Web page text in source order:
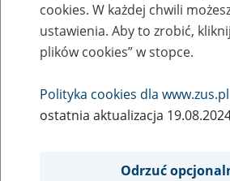
Zaproś ZUS do siebie -
eZUS w siedzibie Twojej
Rodzaj wydarzenia
Szkolenia
Obszar merytoryczny
cookies. W każdej chwili
ustawienia. Aby to zrobić,
plików cookies” w stopce.
Polityka cookies dla www.zus.pl
ostatnia aktualizacja
Odrzuć